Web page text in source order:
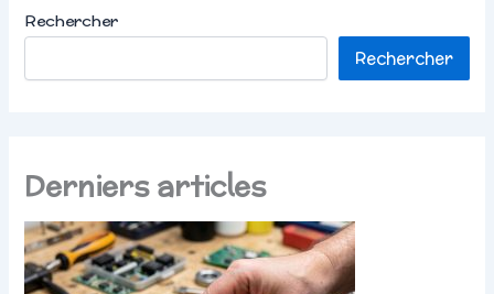
Rechercher
Rechercher
Derniers articles